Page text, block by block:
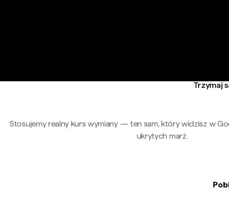
Trzymaj
Stosujemy realny kurs wymiany — ten sam, który widzisz w
ukrytych marż.